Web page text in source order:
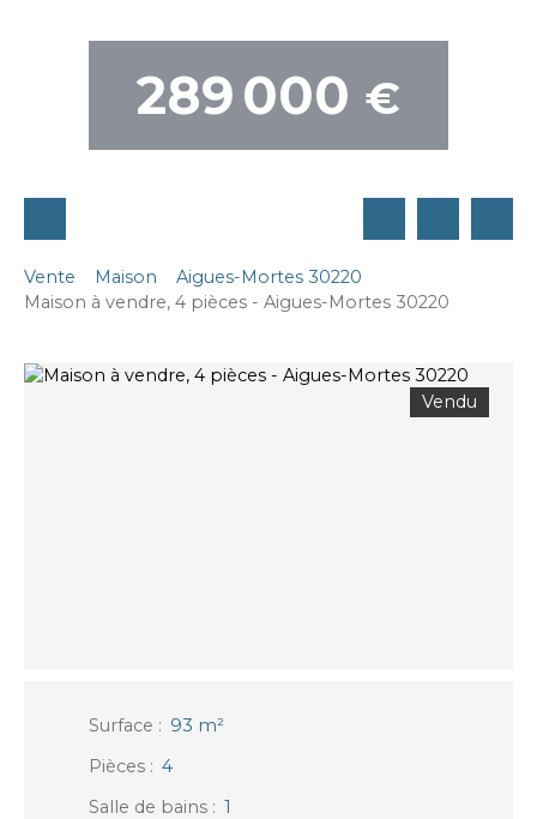
289 000 €
Vente Maison
Aigues-Mortes 30220
Maison à vendre, 4 pièces - Aigues-Mortes 30220
Vendu
Surface : 93 m²
Pièces : 4
Salle de bains : 1